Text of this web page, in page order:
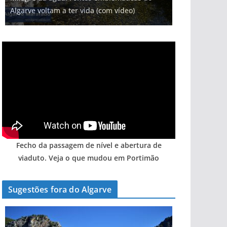
Algarve voltam a ter vida (com vídeo)
gastronómica nasce no Algarve
entre redes e fábricas
hotéis (com vídeo)
arribas em risco no Algarve (com vídeo)
Fecho da passagem de nível e abertura de
viaduto. Veja o que mudou em Portimão
Sugestões fora do Algarve